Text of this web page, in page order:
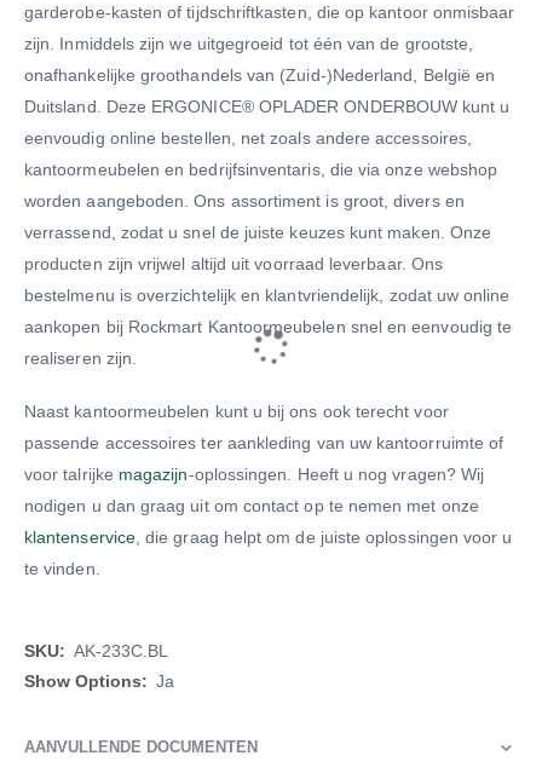
garderobe-kasten of tijdschriftkasten, die op kantoor onmisbaar
zijn. Inmiddels zijn we uitgegroeid tot één van de grootste,
onafhankelijke groothandels van (Zuid-)Nederland, België en
Duitsland. Deze ERGONICE® OPLADER ONDERBOUW kunt u
eenvoudig online bestellen, net zoals andere accessoires,
kantoormeubelen en bedrijfsinventaris, die via onze webshop
worden aangeboden. Ons assortiment is groot, divers en
verrassend, zodat u snel de juiste keuzes kunt maken. Onze
producten zijn vrijwel altijd uit voorraad leverbaar. Ons
bestelmenu is overzichtelijk en klantvriendelijk, zodat uw online
aankopen bij Rockmart Kantoormeubelen snel en eenvoudig te
realiseren zijn.
Naast kantoormeubelen kunt u bij ons ook terecht voor
passende accessoires ter aankleding van uw kantoorruimte of
voor talrijke magazijn-oplossingen. Heeft u nog vragen? Wij
nodigen u dan graag uit om contact op te nemen met onze
klantenservice, die graag helpt om de juiste oplossingen voor u
te vinden.
Meer
informatie
AK-233C.BL
Ja
AANVULLENDE DOCUMENTEN